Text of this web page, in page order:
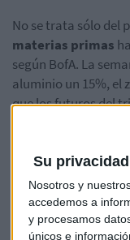
Su
Nosotros y
accedemos a
y procesamos
únicos e
No se trata sólo del
materias primas
según BofA. La
aluminio un 15%, el
que los futuros del
Los analistas
que el desenlace
incierto, con un
importante
inflación de oferta
tipos de interés por